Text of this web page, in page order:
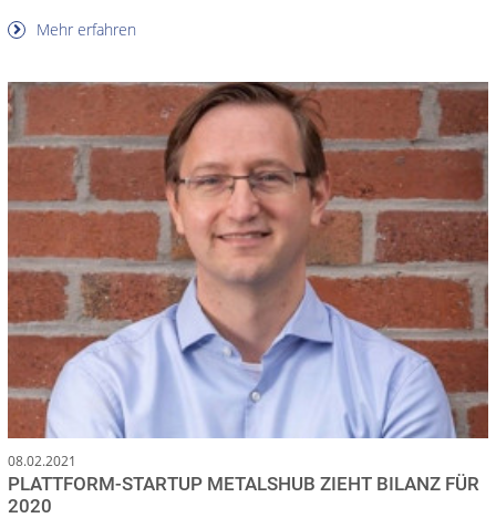
Mehr erfahren
08.02.2021
PLATTFORM-STARTUP METALSHUB ZIEHT BILANZ FÜR
2020